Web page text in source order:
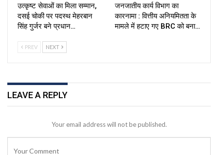
उत्कृष्ट सेवाओं का मिला सम्मान,
दसई चोकी पर पदस्थ मेहरबान
सिंह गुर्जर बने प्रधान…
जनजातीय कार्य विभाग का
कारनामा : वित्तीय अनियमितता के
मामले में हटाए गए BRC को बना…
PREV NEXT
LEAVE A REPLY
Your email address will not be published.